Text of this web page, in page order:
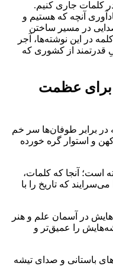
کلمات جاری کنیم.
آنچه که هستیم و
در مسیر ساختن
در این نوشته‌ها، آجر
قدرتمند از کشوری که
برای عظمت
در برابر طوفان‌ها سر خم
و استوار گره خورده
است؛ آنجا که کلمات،
که تاریخ را با
در آسمان علم و هنر
را عمیق‌تر و
باستانی و صدای تیشه